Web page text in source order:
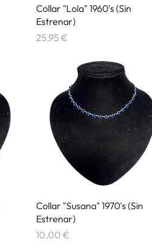
Vista rápida
Collar "Lola" 1960's (Sin
Estrenar)
Precio
25,95 €
Vista rápida
Collar "Susana" 1970's (Sin
Estrenar)
Precio
10,00 €